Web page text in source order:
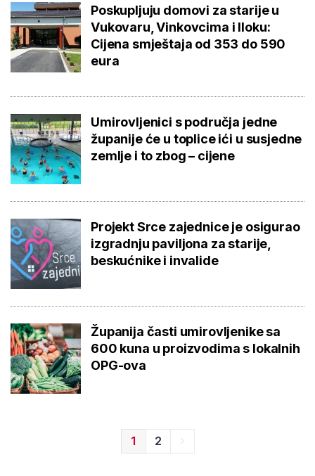
Poskupljuju domovi za starije u
Vukovaru, Vinkovcima i Iloku:
Cijena smještaja od 353 do 590
eura
Umirovljenici s područja jedne
županije će u toplice ići u susjedne
zemlje i to zbog – cijene
Projekt Srce zajednice je osigurao
izgradnju paviljona za starije,
beskućnike i invalide
Županija časti umirovljenike sa
600 kuna u proizvodima s lokalnih
OPG-ova
1 2